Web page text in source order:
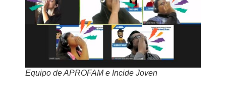
Equipo de APROFAM e Incide Joven